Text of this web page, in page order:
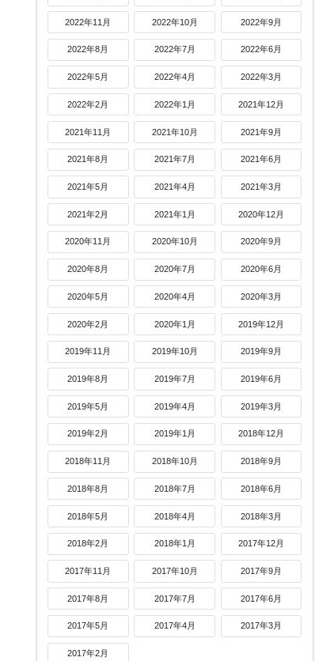
2022年11月 2022年10月 2022年9月
2022年8月 2022年7月 2022年6月
2022年5月 2022年4月 2022年3月
2022年2月 2022年1月 2021年12月
2021年11月 2021年10月 2021年9月
2021年8月 2021年7月 2021年6月
2021年5月 2021年4月 2021年3月
2021年2月 2021年1月 2020年12月
2020年11月 2020年10月 2020年9月
2020年8月 2020年7月 2020年6月
2020年5月 2020年4月 2020年3月
2020年2月 2020年1月 2019年12月
2019年11月 2019年10月 2019年9月
2019年8月 2019年7月 2019年6月
2019年5月 2019年4月 2019年3月
2019年2月 2019年1月 2018年12月
2018年11月 2018年10月 2018年9月
2018年8月 2018年7月 2018年6月
2018年5月 2018年4月 2018年3月
2018年2月 2018年1月 2017年12月
2017年11月 2017年10月 2017年9月
2017年8月 2017年7月 2017年6月
2017年5月 2017年4月 2017年3月
2017年2月